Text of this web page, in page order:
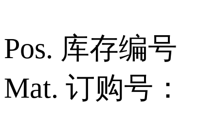
Pos. 库存编号
Mat. 订购号：